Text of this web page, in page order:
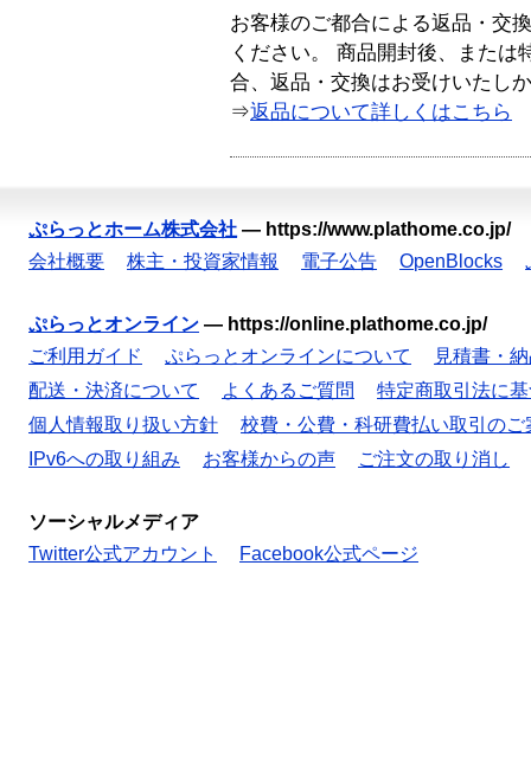
お客様のご都合による返品・交
ください。 商品開封後、または
合、返品・交換はお受けいたし
⇒返品について詳しくはこちら
ぷらっとホーム株式会社 — https://www.plathome.co.jp/
会社概要
株主・投資家情報 電子公告 OpenBlocks
ぷらっとオンライン — https://online.plathome.co.jp/
ご利用ガイド
ぷらっとオンラインについて
見積書・
配送・決済について
よくあるご質問
特定商取引法に
個人情報取り扱い方針
校費・公費・科研費払い取引のご
IPv6への取り組み
お客様からの声 ご注文の取り消し
ソーシャルメディア
Twitter公式アカウント
Facebook公式ページ